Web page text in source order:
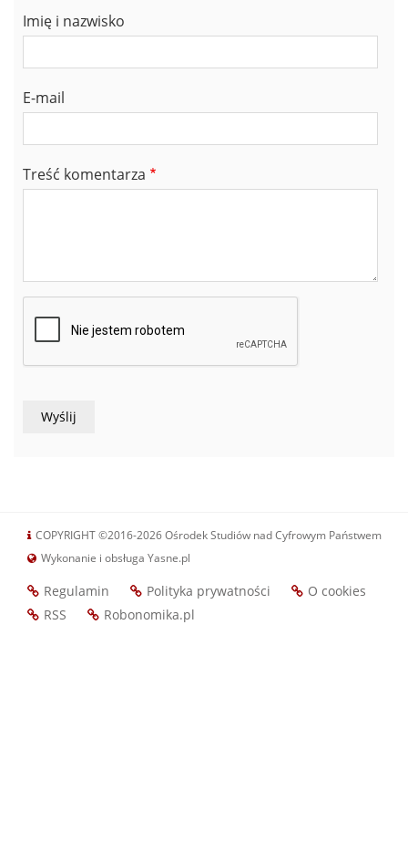
Imię i nazwisko
E-mail
Treść komentarza
COPYRIGHT ©2016-2026 Ośrodek Studiów nad Cyfrowym Państwem
Wykonanie i obsługa Yasne.pl
Footer
menu
Regulamin Polityka prywatności
O cookies
RSS
Robonomika.pl